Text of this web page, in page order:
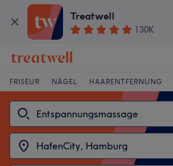
Treatwell
130K
FRISEUR NÄGEL HAARENTFERNUNG